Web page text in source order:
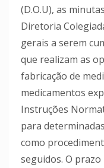
(D.O.U), as
Diretoria
gerais a serem
que realizam as
fabricação de
medicamentos
Instruções
para
como
seguidos. O